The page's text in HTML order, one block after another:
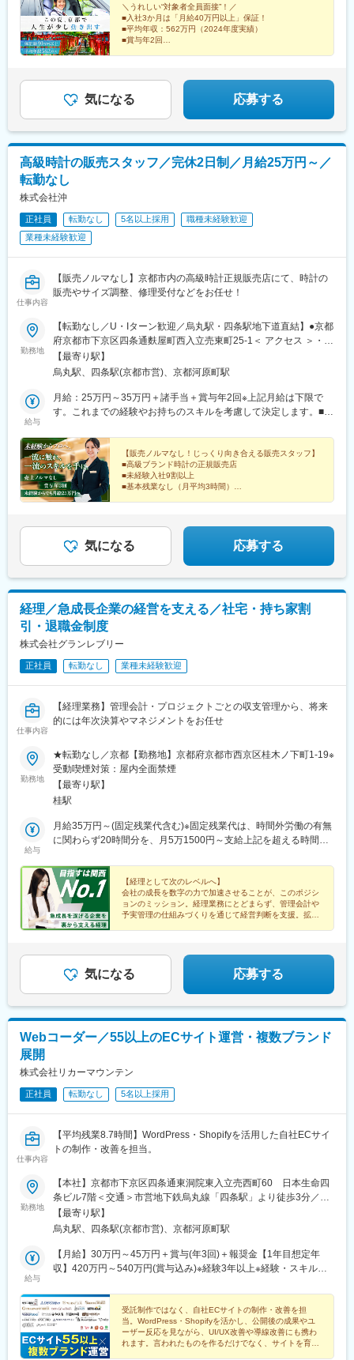
＼うれしい“対象者全員面接”！／
■入社3か月は「月給40万円以上」保証！
■平均年収：562万円（2024年度実績）
■賞与年2回
気になる 応募する
高級時計の販売スタッフ／完休2日制／月給25万円～／
転勤なし
株式会社沖
正社員 転勤なし 5名以上採用
職種未経験歓迎
業種未経験歓迎
仕事内容
【販売ノルマなし】京都市内の高級時計正規販売店にて、時計の
販売やサイズ調整、修理受付などをお任せ！
勤務地
【転勤なし／U・Iターン歓迎／烏丸駅・四条駅地下道直結】●京都
府京都市下京区四条通麩屋町西入立売東町25-1＜ アクセス ＞・阪
急京都線「烏丸駅」より徒歩3分・地下鉄烏丸線「四条駅」より徒
歩7分★雨の日も、濡れずに通勤可能！百貨店や商業施設が集まる
実しており、京都市内はもちろん近隣エリアからの通勤もしやす
い環境です。※受動喫煙対策：オフィス内禁煙
【最寄り駅】
烏丸駅、四条駅(京都市営)、京都河原町駅
給与
月給：25万円～35万円＋諸手当＋賞与年2回※上記月給は下限で
す。これまでの経験やお持ちのスキルを考慮して決定します。■
は“接客の質”。数字だけでは見えにくい『日々の姿勢』や『誠実
さ』が評価の基準になります。もちろん接客以外の取り組みも評
価対象です。データ管理や備品管理など、店舗運営を支える業務
への責任感や主体性もきちんと評価につなげていきます。
【販売ノルマなし！じっくり向き合える販売スタッフ】
■高級ブランド時計の正規販売店
■未経験入社9割以上
■基本残業なし（月平均3時間）
■未経験でも月給25万円～
気になる 応募する
経理／急成長企業の経営を支える／社宅・持ち家割
引・退職金制度
株式会社グランレブリー
正社員 転勤なし 業種未経験歓迎
仕事内容
【経理業務】管理会計・プロジェクトごとの収支管理から、将来
的には年次決算やマネジメントをお任せ
勤務地
★転勤なし／京都【勤務地】京都府京都市西京区桂木ノ下町1-19※
受動喫煙対策：屋内全面禁煙
【最寄り駅】
桂駅
給与
月給35万円～(固定残業代含む)※固定残業代は、時間外労働の有無
に関わらず20時間分を、月5万1500円～支給上記を超える時間外
【経理として次のレベルへ】
会社の成長を数字の力で加速させることが、このポジシ
ョンのミッション。経理業務にとどまらず、管理会計や
予実管理の仕組みづくりを通じて経営判断を支援。拡大
気になる 応募する
Webコーダー／55以上のECサイト運営・複数ブランド
展開
株式会社リカーマウンテン
正社員 転勤なし 5名以上採用
仕事内容
【平均残業8.7時間】WordPress・Shopifyを活用した自社ECサイ
トの制作・改善を担当。
勤務地
【本社】京都市下京区四条通東洞院東入立売西町60 日本生命四
条ビル7階＜交通＞市営地下鉄烏丸線「四条駅」より徒歩3分／阪
急京都本線「烏丸駅」より徒歩2分※地下道直結18番出口をご利用
ください。※地上に出る必要も無いので雨も安心。※転勤はありま
【最寄り駅】
烏丸駅、四条駅(京都市営)、京都河原町駅
給与
【月給】30万円～45万円＋賞与(年3回)＋報奨金【1年目想定年
収】420万円～540万円(賞与込み)※経験3年以上※経験・スキルを
360万円～を想定■別途諸手当・資格手当：（ソムリエ1万2000
円、ワインエキスパート1万円、ウィスキーエキスパート5000円
ほか）・住宅手当：1万円～1万5000円・役職手当：1万円～11万
円・家族手当：5000円～3万円■モデル年収700万円／部長（月給
40万円＋賞与＋報奨金）480万円／課長（月給30万円＋賞与＋報
受託制作ではなく、自社ECサイトの制作・改善を担
当。WordPress・Shopifyを活かし、公開後の成果やユ
ーザー反応を見ながら、UI/UX改善や導線改善にも携わ
れます。言われたものを作るだけでなく、サイトを育て